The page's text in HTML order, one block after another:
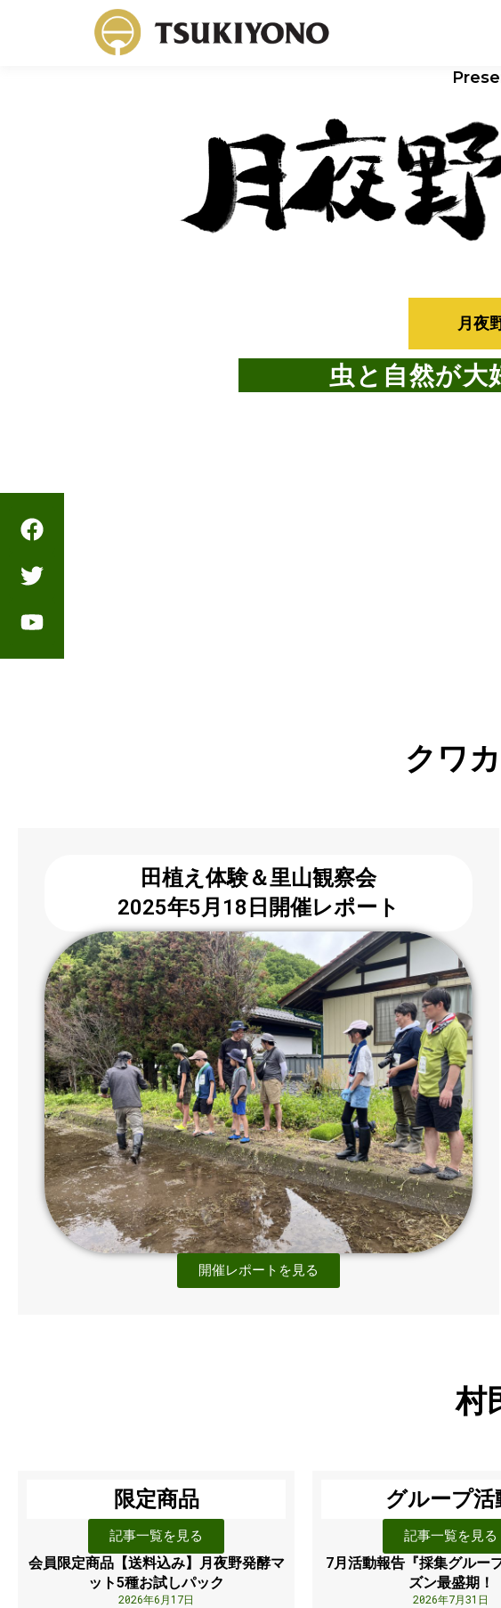
月夜野
コミュ
月夜
虫と自然が大
クワ
田植え体験＆里山観察会
2025年5月18日開催レポート
開催レポートを見る
村
限定商品
記事一覧を見る
会員限定商品【送料込み】月夜野発酵マ
ット5種お試しパック
2026年6月17日
グループ活
記事一覧を見る
7月活動報告『採集グルー
ズン最盛期！
2026年7月31日